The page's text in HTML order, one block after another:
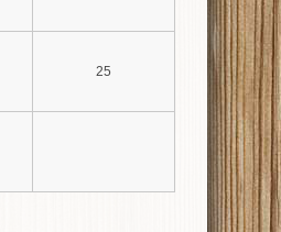
25